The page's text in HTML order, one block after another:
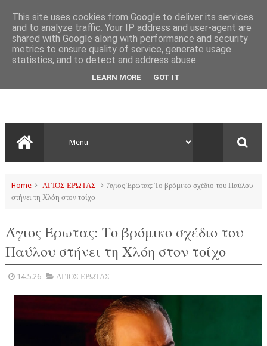
Home ΑΓΙΟΣ ΕΡΩΤΑΣ
Άγιος Έρωτας: Το βρόμικο σχέδιο του Παύλου
στήνει τη Χλόη στον τοίχο
Άγιος Έρωτας: Το βρόμικο σχέδιο του
Παύλου στήνει τη Χλόη στον τοίχο
14.5.26 ΑΓΙΟΣ ΕΡΩΤΑΣ
This site uses cookies from Google to deliver its services
and to analyze traffic. Your IP address and user-agent are
shared with Google along with performance and security
metrics to ensure quality of service, generate usage
statistics, and to detect and address abuse.
LEARN MORE GOT IT